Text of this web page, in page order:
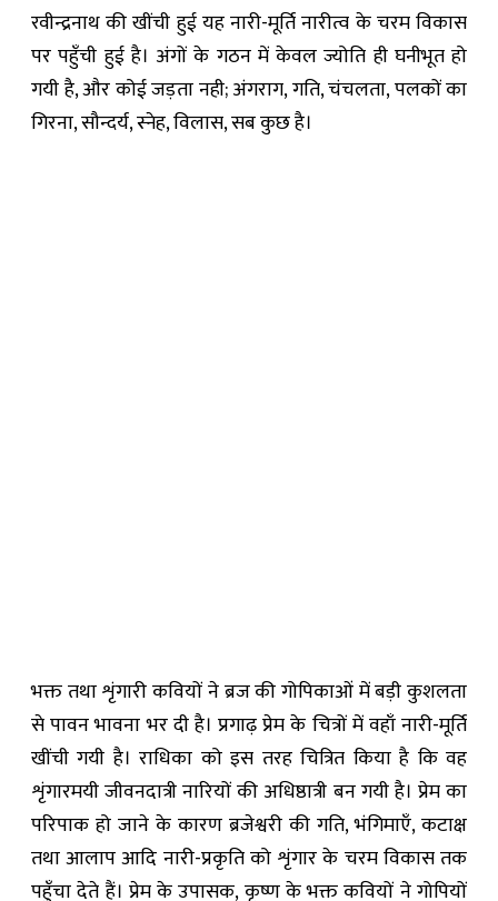
रवीन्द्रनाथ की खींची हुई यह नारी-मूर्ति नारीत्व के चरम विकास
पर पहुँची हुई है। अंगों के गठन में केवल ज्योति ही घनीभूत हो
गयी है, और कोई जड़ता नही; अंगराग, गति, चंचलता, पलकों का
गिरना, सौन्दर्य, स्नेह, विलास, सब कुछ है।
भक्त तथा शृंगारी कवियों ने ब्रज की गोपिकाओं में बड़ी कुशलता
से पावन भावना भर दी है। प्रगाढ़ प्रेम के चित्रों में वहाँ नारी-मूर्ति
खींची गयी है। राधिका को इस तरह चित्रित किया है कि वह
शृंगारमयी जीवनदात्री नारियों की अधिष्ठात्री बन गयी है। प्रेम का
परिपाक हो जाने के कारण ब्रजेश्वरी की गति, भंगिमाएँ, कटाक्ष
तथा आलाप आदि नारी-प्रकृति को शृंगार के चरम विकास तक
पहुँचा देते हैं। प्रेम के उपासक, कृष्ण के भक्त कवियों ने गोपियों